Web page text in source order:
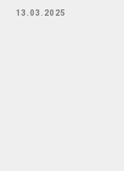
13.03.2025